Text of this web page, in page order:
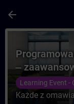
arrow_back
Course -
‒
Learning Event -
Każde z